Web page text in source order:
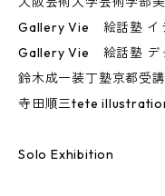
Gallery Vie 絵話塾 イ
Gallery Vie 絵話塾 デ
鈴木成一装丁塾京都受講
寺田順三tete
Solo Exhibition